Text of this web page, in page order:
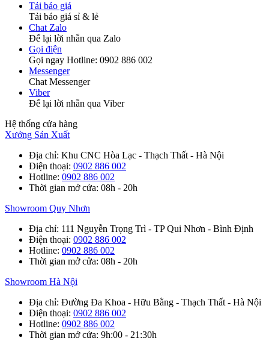
Tải báo giá
Tải báo giá sỉ & lẻ
Chat Zalo
Để lại lời nhắn qua Zalo
Gọi điện
Gọi ngay Hotline: 0902 886 002
Messenger
Chat Messenger
Viber
Để lại lời nhắn qua Viber
Hệ thống cửa hàng
Xưởng Sản Xuất
Địa chỉ: Khu CNC Hòa Lạc - Thạch Thất - Hà Nội
Điện thoại: 0902 886 002
Hotline: 0902 886 002
Thời gian mở cửa: 08h - 20h
Showroom Quy Nhơn
Địa chỉ: 111 Nguyễn Trọng Trì - TP Qui Nhơn - Bình Định
Điện thoại: 0902 886 002
Hotline: 0902 886 002
Thời gian mở cửa: 08h - 20h
Showroom Hà Nội
Địa chỉ: Đường Đa Khoa - Hữu Bằng - Thạch Thất - Hà Nội
Điện thoại: 0902 886 002
Hotline: 0902 886 002
Thời gian mở cửa: 9h:00 - 21:30h